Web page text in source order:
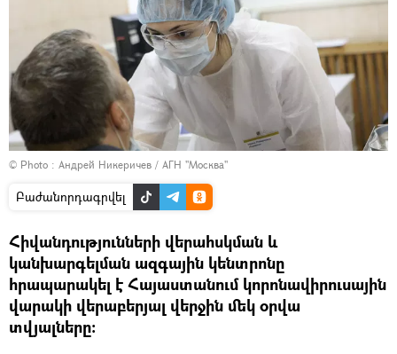
© Photo : Андрей Никеричев / АГН "Москва"
Բաժանորդագրվել
Հիվանդությունների վերահսկման և
կանխարգելման ազգային կենտրոնը
հրապարակել է Հայաստանում կորոնավիրուսային
վարակի վերաբերյալ վերջին մեկ օրվա
տվյալները: